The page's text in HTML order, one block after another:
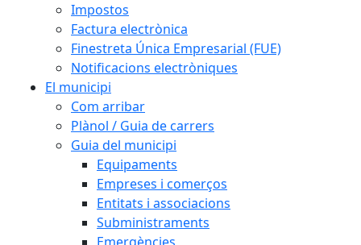
Impostos
Factura electrònica
Finestreta Única Empresarial (FUE)
Notificacions electròniques
El municipi
Com arribar
Plànol / Guia de carrers
Guia del municipi
Equipaments
Empreses i comerços
Entitats i associacions
Subministraments